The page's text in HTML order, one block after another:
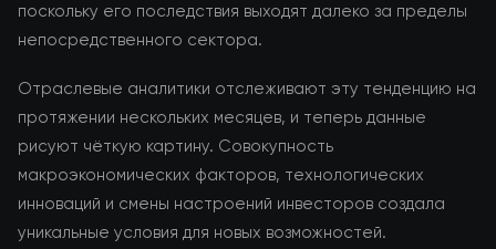
поскольку его последствия выходят далеко за пределы
непосредственного сектора.
Отраслевые аналитики отслеживают эту тенденцию на
протяжении нескольких месяцев, и теперь данные
рисуют чёткую картину. Совокупность
макроэкономических факторов, технологических
инноваций и смены настроений инвесторов создала
уникальные условия для новых возможностей.